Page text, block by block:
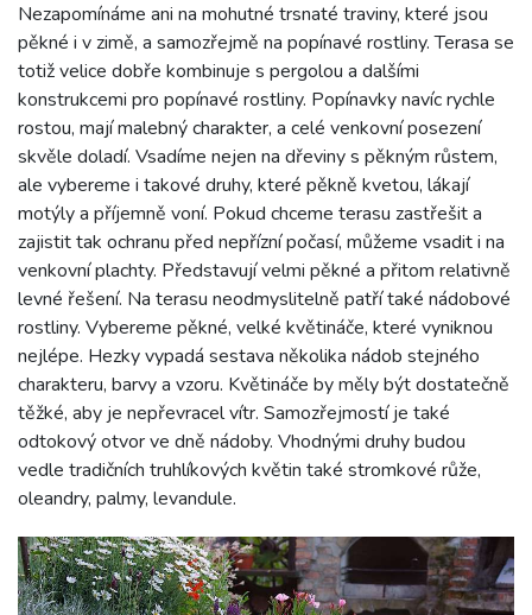
Nezapomínáme ani na mohutné trsnaté traviny, které jsou
pěkné i v zimě, a samozřejmě na popínavé rostliny. Terasa se
totiž velice dobře kombinuje s pergolou a dalšími
konstrukcemi pro popínavé rostliny. Popínavky navíc rychle
rostou, mají malebný charakter, a celé venkovní posezení
skvěle doladí. Vsadíme nejen na dřeviny s pěkným růstem,
ale vybereme i takové druhy, které pěkně kvetou, lákají
motýly a příjemně voní. Pokud chceme terasu zastřešit a
zajistit tak ochranu před nepřízní počasí, můžeme vsadit i na
venkovní plachty. Představují velmi pěkné a přitom relativně
levné řešení. Na terasu neodmyslitelně patří také nádobové
rostliny. Vybereme pěkné, velké květináče, které vyniknou
nejlépe. Hezky vypadá sestava několika nádob stejného
charakteru, barvy a vzoru. Květináče by měly být dostatečně
těžké, aby je nepřevracel vítr. Samozřejmostí je také
odtokový otvor ve dně nádoby. Vhodnými druhy budou
vedle tradičních truhlíkových květin také stromkové růže,
oleandry, palmy, levandule.